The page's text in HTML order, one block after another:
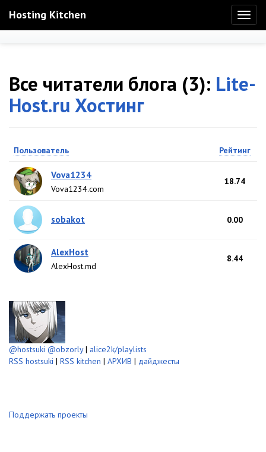
Hosting Kitchen
Все читатели блога (3): Lite-
Host.ru Хостинг
Пользователь Рейтинг
Vova1234
Vova1234.com
18.74
sobakot 0.00
AlexHost
AlexHost.md
8.44
@hostsuki @obzorly| alice2k/playlists
RSS hostsuki | RSS kitchen | АРХИВ | дайджесты
Поддержать проекты